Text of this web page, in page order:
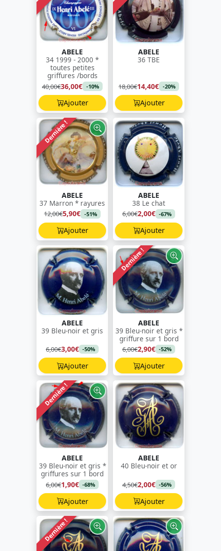
ABELE
34 1999 - 2000 *
toutes petites
griffures /bords
40,00€36,00€ -10%
Ajouter
ABELE
36 TBE
18,00€14,40€ -20%
Ajouter
Dernière !
ABELE
37 Marron * rayures
12,00€5,90€ -51%
Ajouter
ABELE
38 Le chat
6,00€2,00€ -67%
Ajouter
ABELE
39 Bleu-noir et gris
6,00€3,00€ -50%
Ajouter
Dernière !
ABELE
39 Bleu-noir et gris *
griffure sur 1 bord
6,00€2,90€ -52%
Ajouter
Dernière !
ABELE
39 Bleu-noir et gris *
griffures sur 1 bord
6,00€1,90€ -68%
Ajouter
ABELE
40 Bleu-noir et or
4,50€2,00€ -56%
Ajouter
Dernière !